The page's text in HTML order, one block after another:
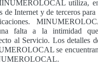
utiliza,
de Internet y de terceros
falta a la intimidad
al Servicio. Los detalles
se